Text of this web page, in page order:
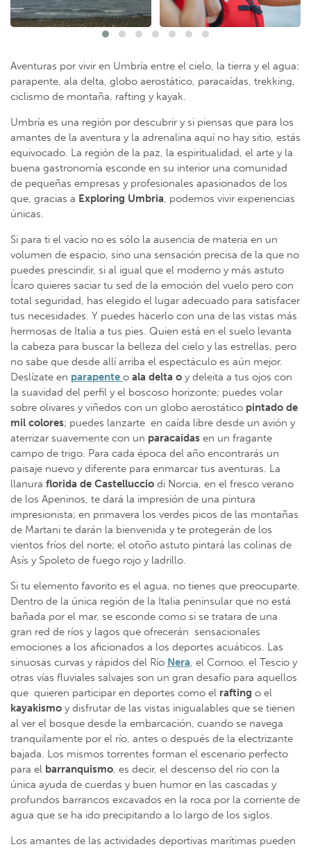
Aventuras por vivir en Umbría entre el cielo, la tierra y el agua:
parapente, ala delta, globo aerostático, paracaídas, trekking,
ciclismo de montaña, rafting y kayak.
Umbría es una región por descubrir y si piensas que para los
amantes de la aventura y la adrenalina aquí no hay sitio, estás
equivocado. La región de la paz, la espiritualidad, el arte y la
buena gastronomía esconde en su interior una comunidad
de pequeñas empresas y profesionales apasionados de los
que, gracias a Exploring Umbria, podemos vivir experiencias
únicas.
Si para ti el vacío no es sólo la ausencia de materia en un
volumen de espacio, sino una sensación precisa de la que no
puedes prescindir, si al igual que el moderno y más astuto
Ícaro quieres saciar tu sed de la emoción del vuelo pero con
total seguridad, has elegido el lugar adecuado para satisfacer
tus necesidades. Y puedes hacerlo con una de las vistas más
hermosas de Italia a tus pies. Quien está en el suelo levanta
la cabeza para buscar la belleza del cielo y las estrellas, pero
no sabe que desde allí arriba el espectáculo es aún mejor.
Deslízate en parapente o ala delta o y deleita a tus ojos con
la suavidad del perfil y el boscoso horizonte; puedes volar
sobre olivares y viñedos con un globo aerostático pintado de
mil colores; puedes lanzarte en caída libre desde un avión y
aterrizar suavemente con un paracaídas en un fragante
campo de trigo. Para cada época del año encontrarás un
paisaje nuevo y diferente para enmarcar tus aventuras. La
llanura florida de Castelluccio di Norcia, en el fresco verano
de los Apeninos, te dará la impresión de una pintura
impresionista; en primavera los verdes picos de las montañas
de Martani te darán la bienvenida y te protegerán de los
vientos fríos del norte; el otoño astuto pintará las colinas de
Asís y Spoleto de fuego rojo y ladrillo.
Si tu elemento favorito es el agua, no tienes que preocuparte.
Dentro de la única región de la Italia peninsular que no está
bañada por el mar, se esconde como si se tratara de una
gran red de ríos y lagos que ofrecerán sensacionales
emociones a los aficionados a los deportes acuáticos. Las
sinuosas curvas y rápidos del Río Nera, el Cornoo, el Tescio y
otras vías fluviales salvajes son un gran desafío para aquellos
que quieren participar en deportes como el rafting o el
kayakismo y disfrutar de las vistas inigualables que se tienen
al ver el bosque desde la embarcación, cuando se navega
tranquilamente por el río, antes o después de la electrizante
bajada. Los mismos torrentes forman el escenario perfecto
para el barranquismo, es decir, el descenso del río con la
única ayuda de cuerdas y buen humor en las cascadas y
profundos barrancos excavados en la roca por la corriente de
agua que se ha ido precipitando a lo largo de los siglos.
Los amantes de las actividades deportivas marítimas pueden